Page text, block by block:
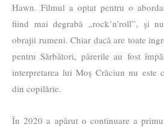
Hawn. Filmul a optat pentru o
fiind mai degrabă „rock’n’roll”, și
obrajii rumeni. Chiar dacă are toate
pentru Sărbători, părerile au fost
interpretarea lui Moș Crăciun nu este
din copilărie.
În 2020 a apărut o continuare a